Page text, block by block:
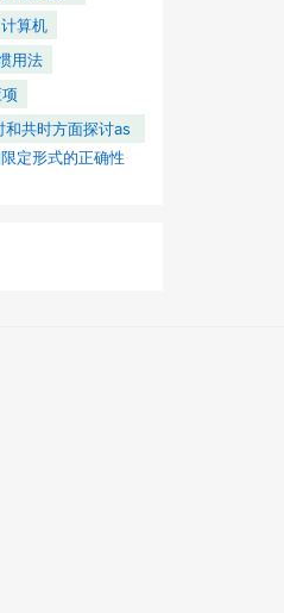
算机
用法
共时方面探讨as
定形式的正确性